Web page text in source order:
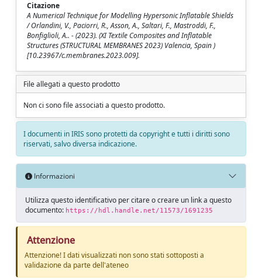
Citazione
A Numerical Technique for Modelling Hypersonic Inflatable Shields
/ Orlandini, V., Paciorri, R., Asson, A., Saltari, F., Mastroddi, F.,
Bonfiglioli, A.. - (2023). (XI Textile Composites and Inflatable
Structures (STRUCTURAL MEMBRANES 2023) Valencia, Spain )
[10.23967/c.membranes.2023.009].
File allegati a questo prodotto
Non ci sono file associati a questo prodotto.
I documenti in IRIS sono protetti da copyright e tutti i diritti sono
riservati, salvo diversa indicazione.
Informazioni
Utilizza questo identificativo per citare o creare un link a questo
documento: https://hdl.handle.net/11573/1691235
Attenzione
Attenzione! I dati visualizzati non sono stati sottoposti a
validazione da parte dell'ateneo